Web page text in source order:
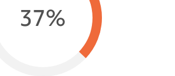
37%